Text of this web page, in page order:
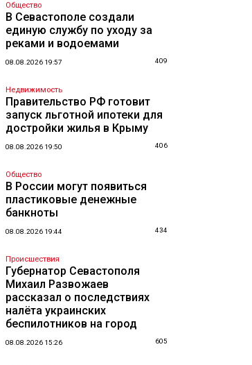
Общество
В Севастополе создали
единую службу по уходу за
реками и водоемами
08.08.2026 19:57 409
Недвижимость
Правительство РФ готовит
запуск льготной ипотеки для
достройки жилья в Крыму
08.08.2026 19:50 406
Общество
В России могут появиться
пластиковые денежные
банкноты
08.08.2026 19:44 434
Происшествия
Губернатор Севастополя
Михаил Развожаев
рассказал о последствиях
налёта украинских
беспилотников на город
08.08.2026 15:26 605